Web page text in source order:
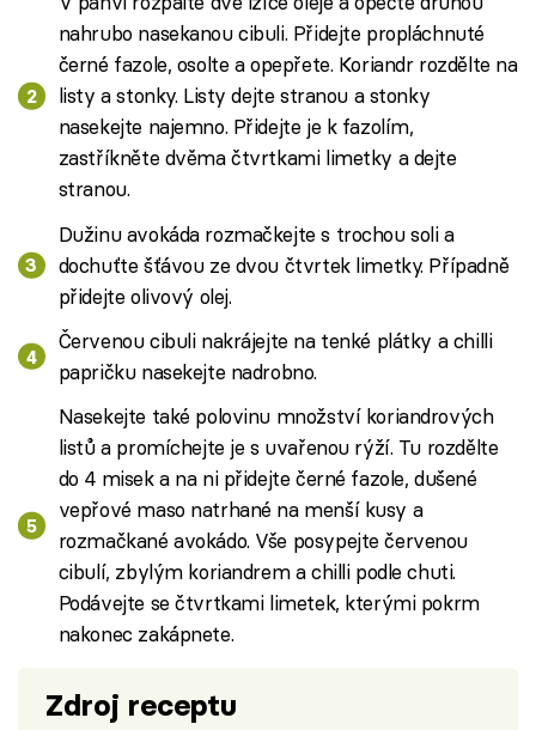
nahrubo nasekanou cibuli. Přidejte propláchnuté
černé fazole, osolte a opepřete. Koriandr rozdělte na
listy a stonky. Listy dejte stranou a stonky
nasekejte najemno. Přidejte je k fazolím,
zastříkněte dvěma čtvrtkami limetky a dejte
stranou.
Dužinu avokáda rozmačkejte s trochou soli a
dochuťte šťávou ze dvou čtvrtek limetky. Případně
přidejte olivový olej.
Červenou cibuli nakrájejte na tenké plátky a chilli
papričku nasekejte nadrobno.
Nasekejte také polovinu množství koriandrových
listů a promíchejte je s uvařenou rýží. Tu rozdělte
do 4 misek a na ni přidejte černé fazole, dušené
vepřové maso natrhané na menší kusy a
rozmačkané avokádo. Vše posypejte červenou
cibulí, zbylým koriandrem a chilli podle chuti.
Podávejte se čtvrtkami limetek, kterými pokrm
nakonec zakápnete.
Zdroj receptu